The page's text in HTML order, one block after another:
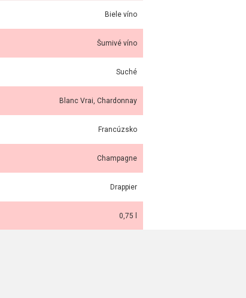
Biele víno
Šumivé víno
Suché
Blanc Vrai, Chardonnay
Francúzsko
Champagne
Drappier
0,75 l